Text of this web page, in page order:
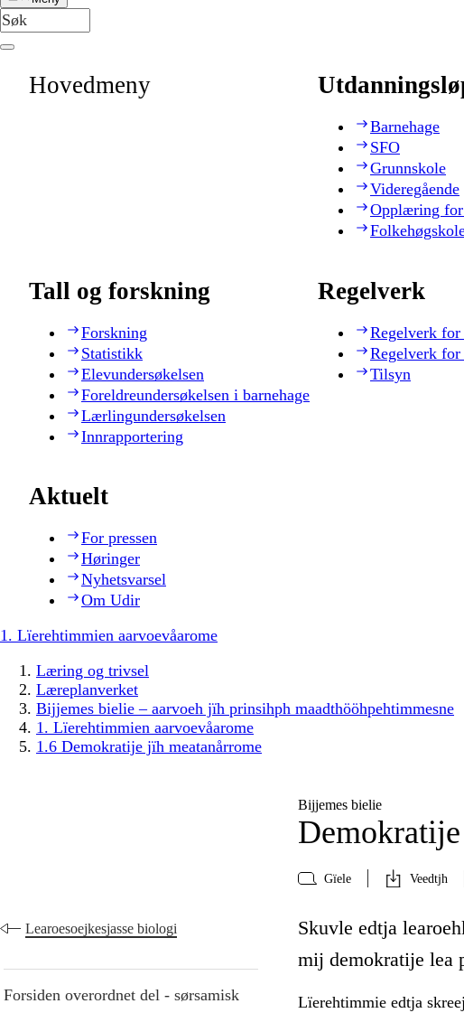
Hovedmeny
Barnehage
SFO
Grunnskole
Videregående
Opplæring
Tall og forskning
Forskning
Statistikk
Elevundersøkelsen
Foreldreundersøkelsen i barnehage
Lærlingundersøkelsen
Innrapportering
Regelverk
Regelverk for
Regelverk
Tilsyn
Aktuelt
For pressen
Høringer
Nyhetsvarsel
Om Udir
1. Lïerehtimmien aarvoevåarome
Læring og trivsel
Læreplanverket
Bijjemes bielie – aarvoeh jïh prinsihph maadthööhpehtimmesne
1. Lïerehtimmien aarvoevåarome
1.6 Demokratije jïh meatanårrome
Bijjemes bielie
Gïele Veedtjh
Learoesoejkesjasse biologi
Forsiden overordnet del - sørsamisk
Skuvle edtja
mij demokratije lea
Lïerehtimmie edtja